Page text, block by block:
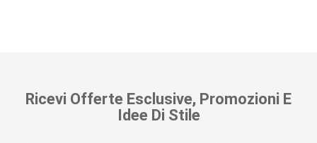
Ricevi Offerte Esclusive, Promozioni E
Idee Di Stile